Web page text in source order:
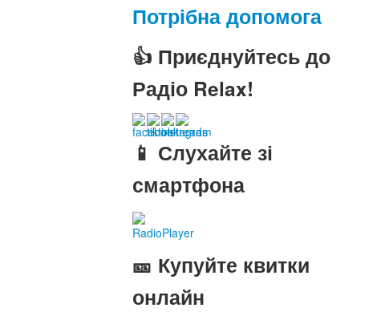
Потрібна допомога
👍 Приєднуйтесь до
Радіо Relax!
📱 Слухайте зі
смартфона
RadioPlayer
🎫 Купуйте квитки
онлайн